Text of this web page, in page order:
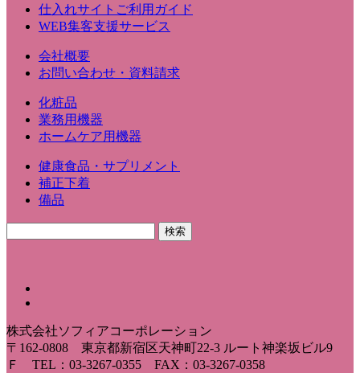
仕入れサイトご利用ガイド
WEB集客支援サービス
会社概要
お問い合わせ・資料請求
化粧品
業務用機器
ホームケア用機器
健康食品・サプリメント
補正下着
備品
株式会社ソフィアコーポレーション
〒162-0808 東京都新宿区天神町22-3 ルート神楽坂ビル9
Ｆ TEL：03-3267-0355 FAX：03-3267-0358